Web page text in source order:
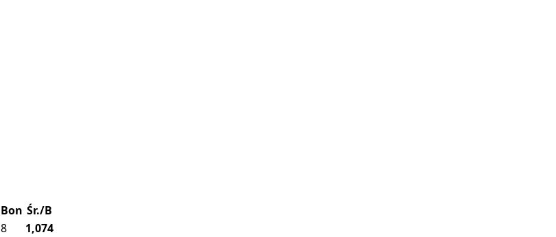
Bon Śr./B
8
1,074